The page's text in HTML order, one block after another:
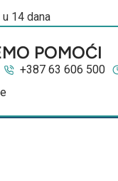
14 dana
POMOĆI
+387 63 606 500